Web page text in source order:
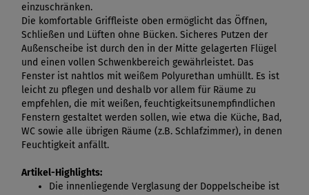
einzuschränken.
Die komfortable Griffleiste oben ermöglicht das Öffnen,
Schließen und Lüften ohne Bücken. Sicheres Putzen der
Außenscheibe ist durch den in der Mitte gelagerten Flügel
und einen vollen Schwenkbereich gewährleistet. Das
Fenster ist nahtlos mit weißem Polyurethan umhüllt. Es ist
leicht zu pflegen und deshalb vor allem für Räume zu
empfehlen, die mit weißen, feuchtigkeitsunempfindlichen
Fenstern gestaltet werden sollen, wie etwa die Küche, Bad,
WC sowie alle übrigen Räume (z.B. Schlafzimmer), in denen
Feuchtigkeit anfällt.
Artikel-Highlights:
Die innenliegende Verglasung der Doppelscheibe ist